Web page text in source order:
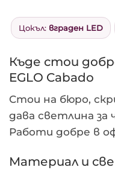
Цокъл: вграден LED
Къде стои
EGLO Cabado
Стои на бюро,
дава светлина
Работи добре в
Материал и